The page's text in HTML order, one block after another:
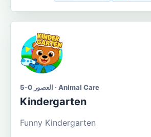
العصور 0-5 · Animal Care
Kindergarten
Funny Kindergarten